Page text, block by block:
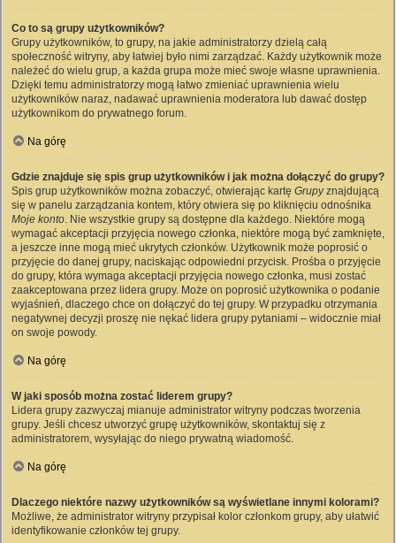
Co to są grupy użytkowników?
Grupy użytkowników, to grupy, na jakie administratorzy dzielą całą
społeczność witryny, aby łatwiej było nimi zarządzać. Każdy użytkownik może
należeć do wielu grup, a każda grupa może mieć swoje własne uprawnienia.
Dzięki temu administratorzy mogą łatwo zmieniać uprawnienia wielu
użytkowników naraz, nadawać uprawnienia moderatora lub dawać dostęp
użytkownikom do prywatnego forum.
Na górę
Gdzie znajduje się spis grup użytkowników i jak można dołączyć do grupy?
Spis grup użytkowników można zobaczyć, otwierając kartę Grupyznajdującą
się w panelu zarządzania kontem, który otwiera się po kliknięciu odnośnika
Moje konto. Nie wszystkie grupy są dostępne dla każdego. Niektóre mogą
wymagać akceptacji przyjęcia nowego członka, niektóre mogą być zamknięte,
a jeszcze inne mogą mieć ukrytych członków. Użytkownik może poprosić o
przyjęcie do danej grupy, naciskając odpowiedni przycisk. Prośba o przyjęcie
do grupy, która wymaga akceptacji przyjęcia nowego członka, musi zostać
zaakceptowana przez lidera grupy. Może on poprosić użytkownika o podanie
wyjaśnień, dlaczego chce on dołączyć do tej grupy. W przypadku otrzymania
negatywnej decyzji proszę nie nękać lidera grupy pytaniami – widocznie miał
on swoje powody.
Na górę
W jaki sposób można zostać liderem grupy?
Lidera grupy zazwyczaj mianuje administrator witryny podczas tworzenia
grupy. Jeśli chcesz utworzyć grupę użytkowników, skontaktuj się z
administratorem, wysyłając do niego prywatną wiadomość.
Na górę
Dlaczego niektóre nazwy użytkowników są wyświetlane innymi kolorami?
Możliwe, że administrator witryny przypisał kolor członkom grupy, aby ułatwić
identyfikowanie członków tej grupy.